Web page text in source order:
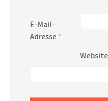
E-Mail-
Adresse *
Website